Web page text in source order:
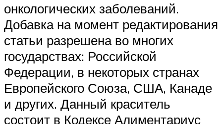
онкологических заболеваний.
Добавка на момент редактирования
статьи разрешена во многих
государствах: Российской
Федерации, в некоторых странах
Европейского Союза, США, Канаде
и других. Данный краситель
состоит в Кодексе Алиментариус